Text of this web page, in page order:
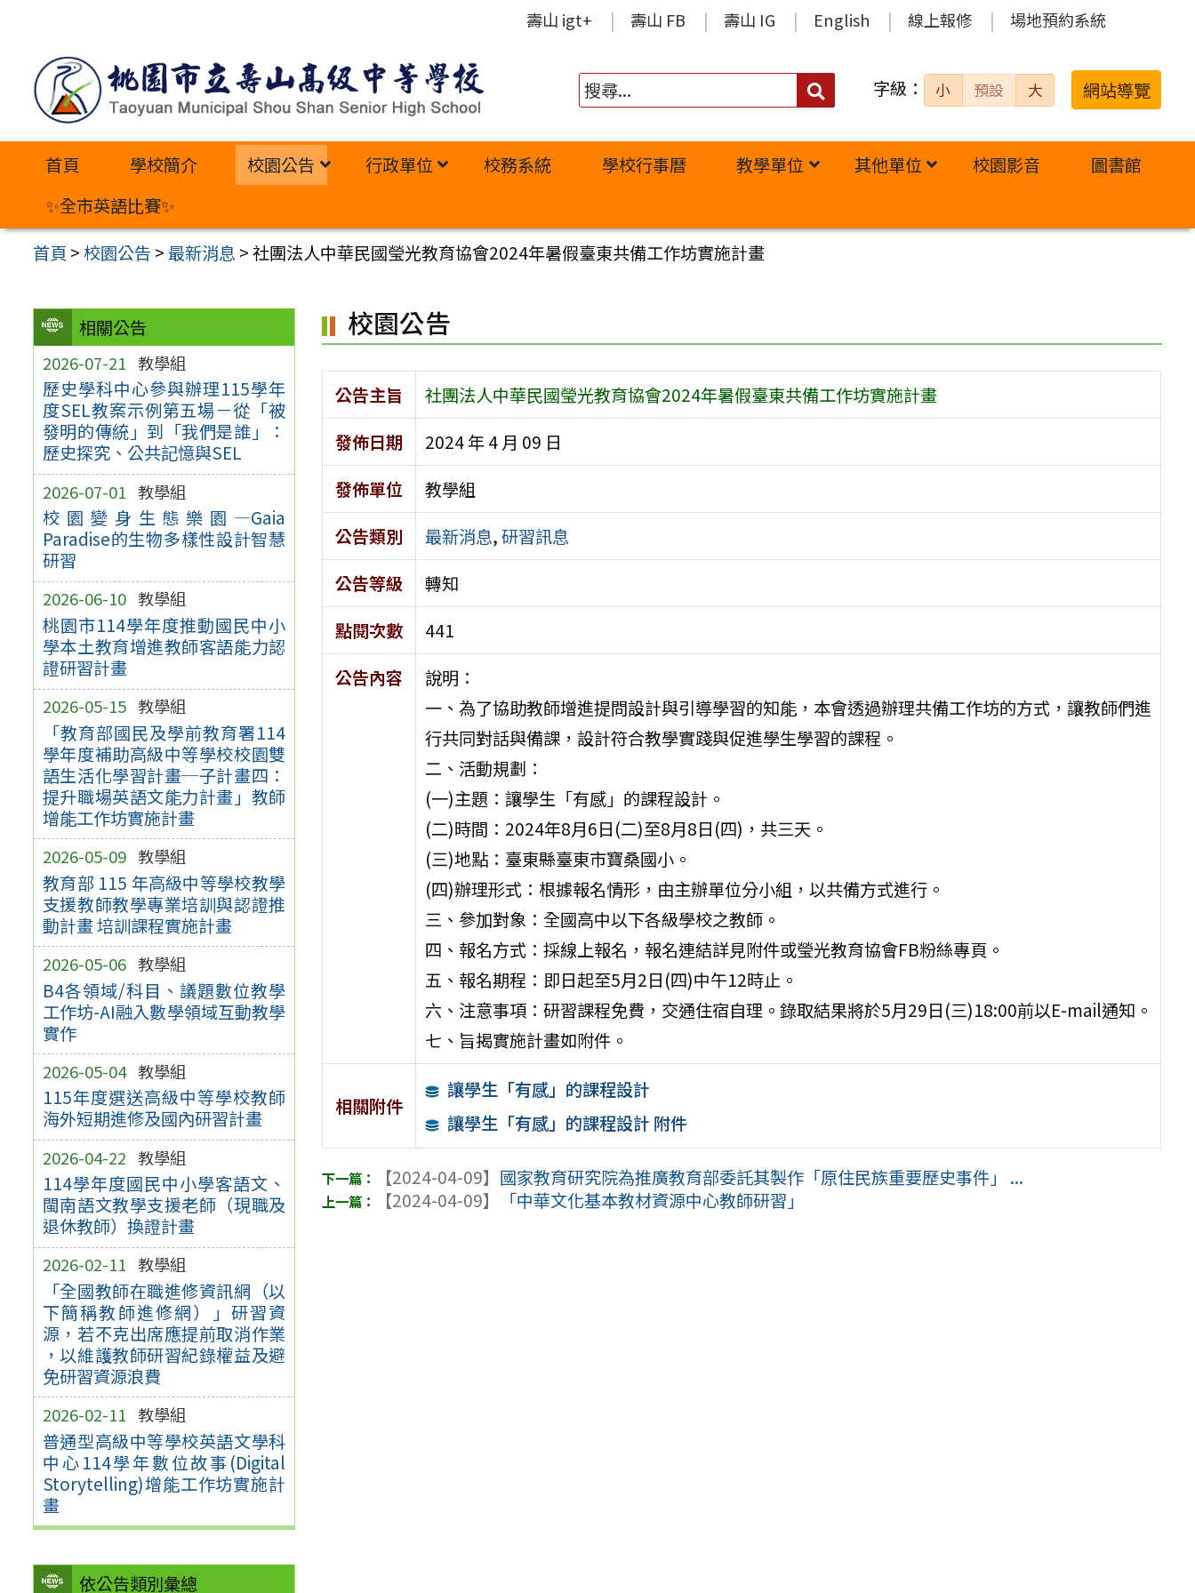
內
壽山 igt+ 壽山 FB 壽山 IG English 線上報修 場地預約系統
搜
字級： 小 預設 大 網站導覽
首頁 學校簡介 校園公告 行政單位 校務系統 學校行事曆 教學單位 其他單位 校園影音
圖書館
✨全市英語比賽✨
首頁 >校園公告 >最新消息 >社團法人中華民國瑩光教育協會2024年暑假臺東共備工作坊實施計畫
相關公告
2026-07-21 教學組
歷史學科中心參與辦理115學年
度SEL教案示例第五場－從「被
發明的傳統」到「我們是誰」：
歷史探究、公共記憶與SEL
2026-07-01 教學組
校園變身生態樂園—Gaia
Paradise的生物多樣性設計智慧
研習
2026-06-10 教學組
桃園市114學年度推動國民中小
學本土教育增進教師客語能力認
證研習計畫
2026-05-15 教學組
「教育部國民及學前教育署114
學年度補助高級中等學校校園雙
語生活化學習計畫─子計畫四：
提升職場英語文能力計畫」教師
增能工作坊實施計畫
2026-05-09 教學組
教育部 115 年高級中等學校教學
支援教師教學專業培訓與認證推
動計畫 培訓課程實施計畫
2026-05-06 教學組
B4各領域/科目、議題數位教學
工作坊-AI融入數學領域互動教學
實作
2026-05-04 教學組
115年度選送高級中等學校教師
海外短期進修及國內研習計畫
2026-04-22 教學組
114學年度國民中小學客語文、
閩南語文教學支援老師（現職及
退休教師）換證計畫
2026-02-11 教學組
「全國教師在職進修資訊網（以
下簡稱教師進修網）」研習資
源，若不克出席應提前取消作業
，以維護教師研習紀錄權益及避
免研習資源浪費
2026-02-11 教學組
普通型高級中等學校英語文學科
中心114學年數位故事(Digital
Storytelling)增能工作坊實施計
畫
依公告類別彙總
校園公告
公告主旨
社團法人中華民國瑩光教育協會2024年暑假臺東共備工作坊實施計畫
發佈日期
2024 年 4 月 09 日
發佈單位
教學組
公告類別
最新消息,研習訊息
公告等級
轉知
點閱次數
441
公告內容
說明：
一、為了協助教師增進提問設計與引導學習的知能，本會透過辦理共備工作坊的方式，讓教師們進
行共同對話與備課，設計符合教學實踐與促進學生學習的課程。
二、活動規劃：
(一)主題：讓學生「有感」的課程設計。
(二)時間：2024年8月6日(二)至8月8日(四)，共三天。
(三)地點：臺東縣臺東市寶桑國小。
(四)辦理形式：根據報名情形，由主辦單位分小組，以共備方式進行。
三、參加對象：全國高中以下各級學校之教師。
四、報名方式：採線上報名，報名連結詳見附件或瑩光教育協會FB粉絲專頁。
五、報名期程：即日起至5月2日(四)中午12時止。
六、注意事項：研習課程免費，交通住宿自理。錄取結果將於5月29日(三)18:00前以E-mail通知。
七、旨揭實施計畫如附件。
相關附件
讓學生「有感」的課程設計
讓學生「有感」的課程設計 附件
【2024-04-09】 國家教育研究院為推廣教育部委託其製作「原住民族重要歷史事件」 ...
【2024-04-09】
「中華文化基本教材資源中心教師研習」